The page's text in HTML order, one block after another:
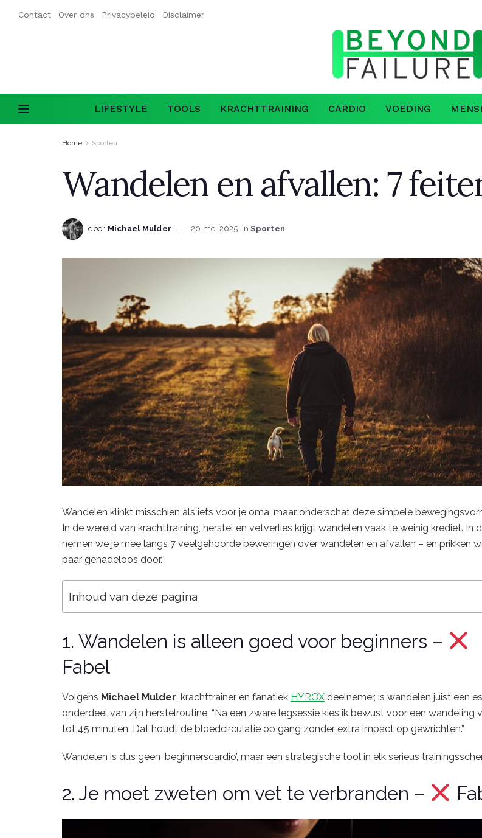
Contact Over ons Privacybeleid Disclaimer
LIFESTYLE TOOLS KRACHTTRAINING CARDIO VOEDING
Home Sporten
Wandelen en afvallen: 7
door Michael Mulder 20 mei 2025 in Sporten
Wandelen klinkt misschien als iets voor je oma, maar onderschat deze simpele
In de wereld van krachttraining, herstel en vetverlies krijgt wandelen vaak te weinig krediet. In
nemen we je mee langs 7 veelgehoorde beweringen over wandelen en afvallen – en prikken
paar genadeloos door.
Inhoud van deze pagina
1. Wandelen is alleen goed voor beginners –
Fabel
Volgens Michael Mulder, krachttrainer en fanatiek HYROX deelnemer, is wandelen juist een
onderdeel van zijn herstelroutine. “Na een zware legsessie kies ik bewust voor een wandeling
tot 45 minuten. Dat houdt de bloedcirculatie op gang zonder extra impact op gewrichten.”
Wandelen is dus geen ‘beginnerscardio’, maar een strategische tool in elk serieus
2. Je moet zweten om vet teverbranden –